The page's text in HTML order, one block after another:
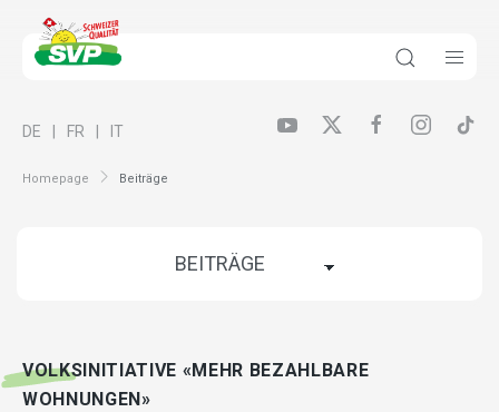
Homepage Beiträge
DE FR IT
VOLKSINITIATIVE «MEHR BEZAHLBARE
WOHNUNGEN»